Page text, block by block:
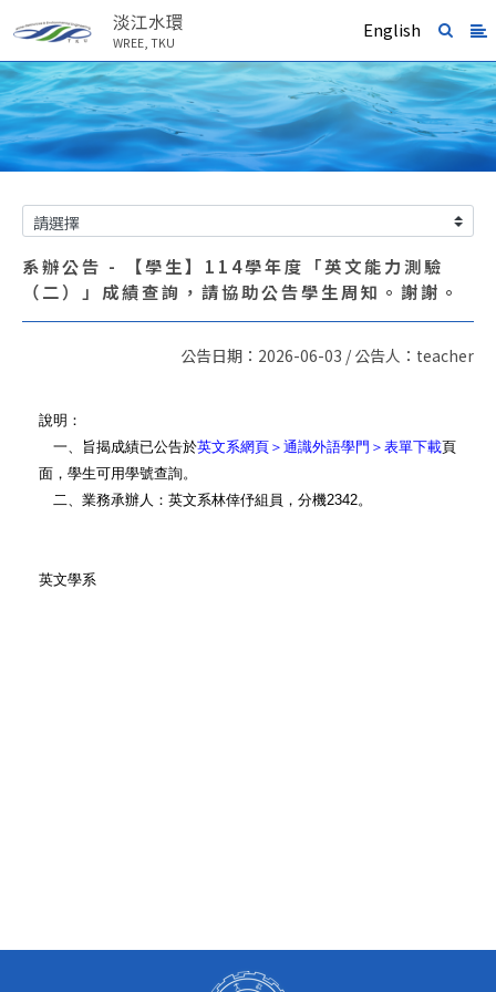
淡江水環
WREE, TKU
English
系辦公告 - 【學生】114學年度「英文能力測驗
（二）」成績查詢，請協助公告學生周知。謝謝。
公告日期：2026-06-03 / 公告人：teacher
說明：
一、旨揭成績已公告於英文系網頁＞通識外語學門＞表單下載頁
面，學生可用學號查詢。
二、業務承辦人：英文系林倖伃組員，分機2342。
英文學系